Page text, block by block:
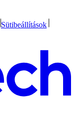
Sütibeállítások